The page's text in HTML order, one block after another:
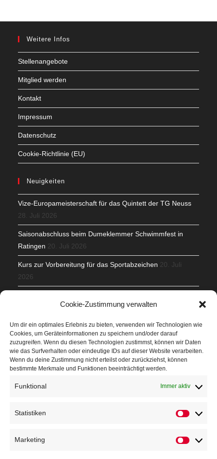
Cookie-Zustimmung verwalten
Um dir ein optimales Erlebnis zu bieten, verwenden wir Technologien wie
Cookies, um Geräteinformationen zu speichern und/oder darauf
zuzugreifen. Wenn du diesen Technologien zustimmst, können wir Daten
wie das Surfverhalten oder eindeutige IDs auf dieser Website verarbeiten.
Wenn du deine Zustimmung nicht erteilst oder zurückziehst, können
bestimmte Merkmale und Funktionen beeinträchtigt werden.
Funktional Immer aktiv
Statistiken
Marketing
Weitere Infos
Stellenangebote
Mitglied werden
Kontakt
Impressum
Datenschutz
Cookie-Richtlinie (EU)
Neuigkeiten
Vize-Europameisterschaft für das Quintett der TG Neuss
28. Juli 2026
Saisonabschluss beim Dumeklemmer Schwimmfest in
Ratingen 20. Juli 2026
Kurs zur Vorbereitung für das Sportabzeichen 20. Juli
2026
Veranstaltungen
Höffner Run
Kindersportfest